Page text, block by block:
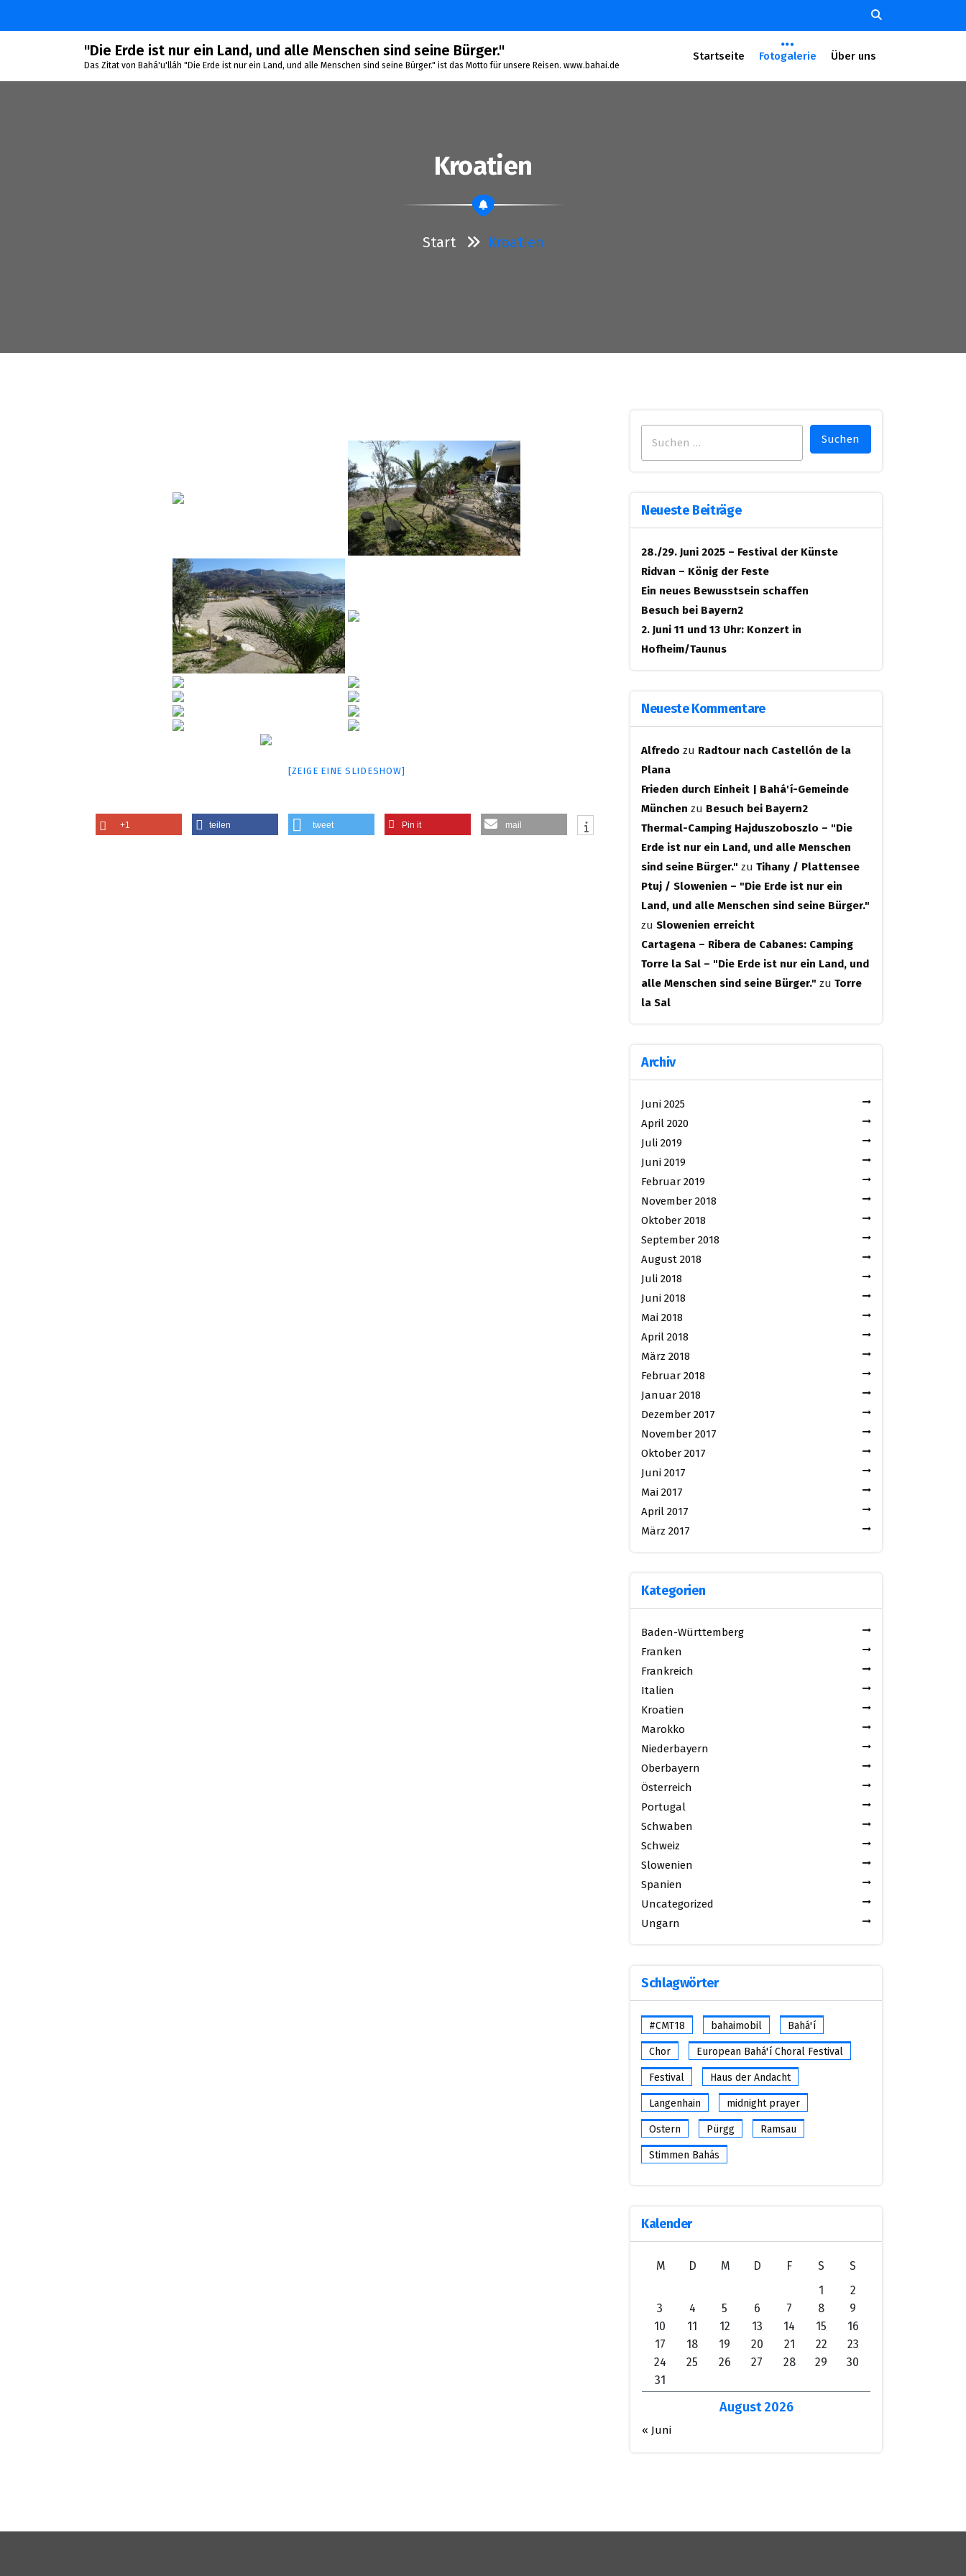
"Die Erde ist nur ein Land, und alle Menschen sind seine Bürger."
Das Zitat von Bahá'u'lláh "Die Erde ist nur ein Land, und alle Menschen sind seine Bürger." ist das Motto für unsere Reisen. www.bahai.de
Startseite Fotogalerie Über uns
Kroatien
Start Kroatien
[ZEIGE EINE SLIDESHOW]
+1 teilen tweet Pin it mail
nach:
Neueste Beiträge
28./29. Juni 2025 – Festival der Künste
Ridvan – König der Feste
Ein neues Bewusstsein schaffen
Besuch bei Bayern2
2. Juni 11 und 13 Uhr: Konzert in
Hofheim/Taunus
Neueste Kommentare
Alfredo zu Radtour nach Castellón de la
Plana
Frieden durch Einheit | Bahá'í-Gemeinde
München zu Besuch bei Bayern2
Thermal-Camping Hajduszoboszlo – "Die
Erde ist nur ein Land, und alle Menschen
sind seine Bürger." zu Tihany / Plattensee
Ptuj / Slowenien – "Die Erde ist nur ein
Land, und alle Menschen sind seine Bürger."
zu Slowenien erreicht
Cartagena – Ribera de Cabanes: Camping
Torre la Sal – "Die Erde ist nur ein Land, und
alle Menschen sind seine Bürger." zu Torre
la Sal
Archiv
Juni 2025
April 2020
Juli 2019
Juni 2019
Februar 2019
November 2018
Oktober 2018
September 2018
August 2018
Juli 2018
Juni 2018
Mai 2018
April 2018
März 2018
Februar 2018
Januar 2018
Dezember 2017
November 2017
Oktober 2017
Juni 2017
Mai 2017
April 2017
März 2017
Kategorien
Baden-Württemberg
Franken
Frankreich
Italien
Kroatien
Marokko
Niederbayern
Oberbayern
Österreich
Portugal
Schwaben
Schweiz
Slowenien
Spanien
Uncategorized
Ungarn
Schlagwörter
#CMT18 bahaimobil Bahá'í
Chor European Bahá'í Choral Festival
Festival Haus der Andacht
Langenhain midnight prayer
Ostern Pürgg Ramsau
Stimmen Bahás
Kalender
August 2026
M D M D F S
S
1
2
3
4 5 6 7 8
9
10
11 12 13 14 15
16
17
18 19 20 21 22
23
24
25 26 27 28 29
30
31
« Juni